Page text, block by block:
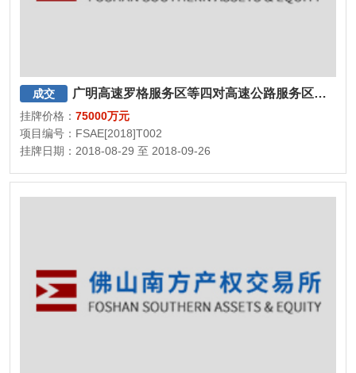
成交 广明高速罗格服务区等四对高速公路服务区经营权征集合作方
挂牌价格： 75000万元
项目编号：FSAE[2018]T002
挂牌日期：2018-08-29 至 2018-09-26